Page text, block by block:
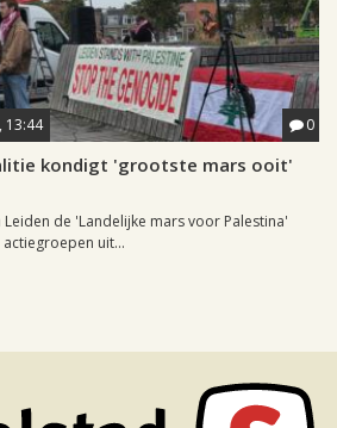
13:44 0
kondigt 'grootste mars ooit'
de 'Landelijke mars voor Palestina'
uit...